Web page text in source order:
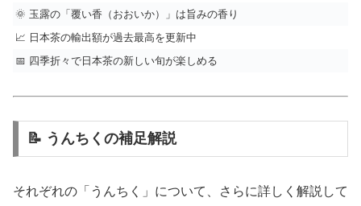
🌞 玉露の「覆い香（おおいか）」は旨みの香り
📈 日本茶の輸出額が過去最高を更新中
📅 四季折々で日本茶の新しい旬が楽しめる
📝 うんちくの補足解説
それぞれの「うんちく」について、さらに詳しく解説して